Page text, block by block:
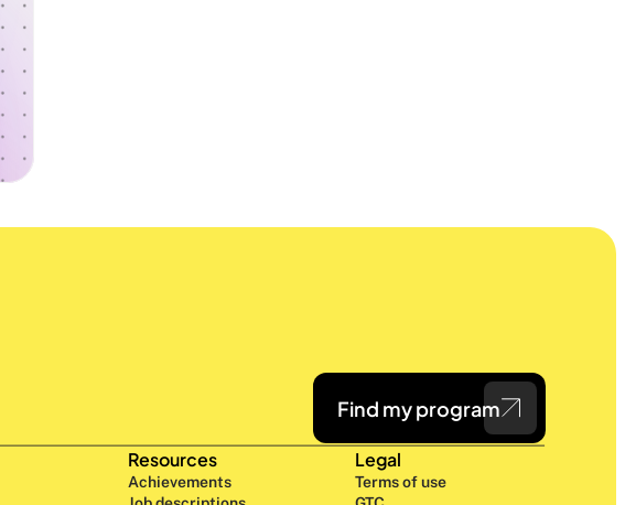
Find my program
Resources
Achievements
Legal
Terms of use